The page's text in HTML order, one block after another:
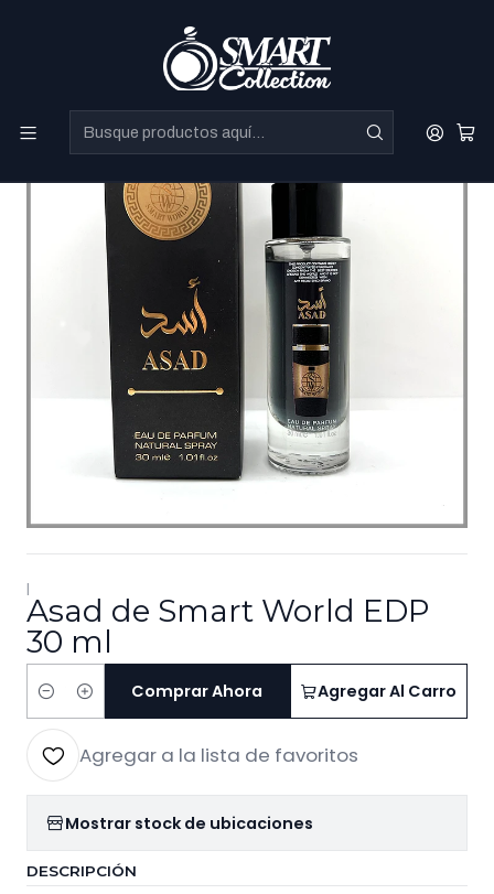
|
Asad de Smart World EDP
30 ml
Cantidad
Agregar Al Carro
Comprar Ahora
Agregar a la lista de favoritos
Mostrar stock de ubicaciones
DESCRIPCIÓN